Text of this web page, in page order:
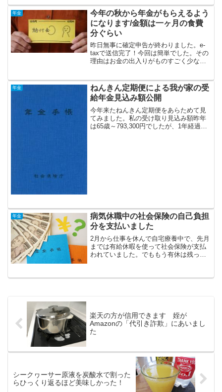
なえが実体験を交えて解説します。
年金
今年の秋から年金がもらえるよう
になります/金額は一ヶ月の食費
分ぐらい
昨日無事に確定申告が終わりました。e-
taxで送信完了！今回は簡単でした。その
理由はお金の出入りがものすごく少なか
らえます。（入金があるのは冬かな）そ
の金額は一ヶ月3万...
年金
ねんきん定期便による我が家の受
給年金見込み額公開
今年来たねんきん定期便をあらためて見
てみました。私の受け取り見込み額昨年
は65歳～793,300円でしたが、1年経過し
年金
病気休職中の社会保険の自己負担
分を支払いました
2月から仕事を休んで自宅療養中で、先月
までは有給休暇を使って社会保険が支払
われていました。でももう有休は残って
会社から連絡来るかな～？と思ってたと
楽天の方が信用できます 姪が
Amazonの「代引き詐欺」にあいまし
た
シークヮーサー原液を炭酸水で割った
らひっくり返るほど美味しかった！